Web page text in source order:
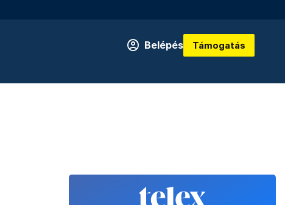
Belépés Támogatás